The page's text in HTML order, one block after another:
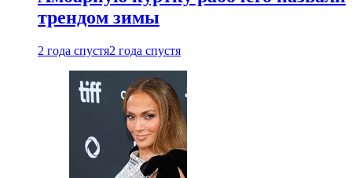
трендом зимы
2 года спустя2 года спустя